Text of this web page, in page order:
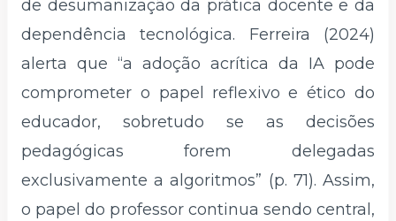
de desumanização da prática docente e da
dependência tecnológica. Ferreira (2024)
alerta que “a adoção acrítica da IA pode
comprometer o papel reflexivo e ético do
educador, sobretudo se as decisões
pedagógicas forem delegadas
exclusivamente a algoritmos” (p. 71). Assim,
o papel do professor continua sendo central,